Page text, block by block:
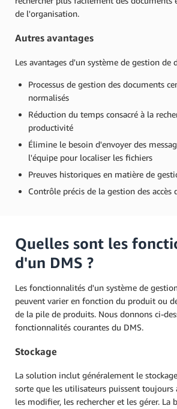
de l'organisation.
Autres avantages
Les avantages d'un système de gestion de
Processus de gestion des documents
normalisés
Réduction du temps consacré à la
productivité
Élimine le besoin d'envoyer des
l'équipe pour localiser les fichiers
Preuves historiques en matière de
Contrôle précis de la gestion des accès
Quelles sont les
d'un DMS ?
Les fonctionnalités d'un système de
peuvent varier en fonction du produit ou
de la pile de produits. Nous donnons ci-
fonctionnalités courantes du DMS.
Stockage
La solution inclut généralement le
sorte que les utilisateurs puissent toujours
les modifier, les rechercher et les gérer. La